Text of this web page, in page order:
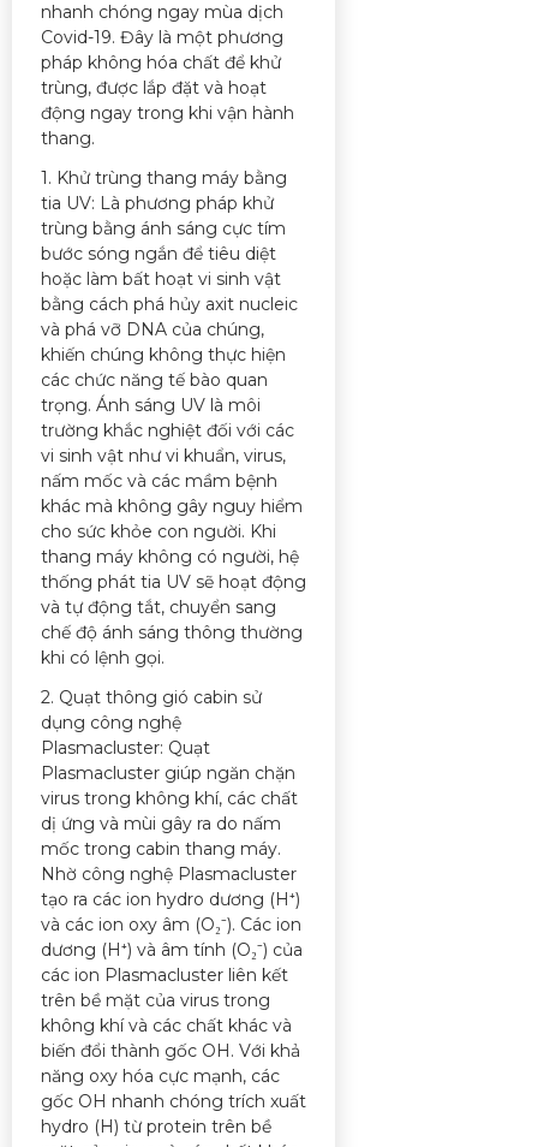
nhanh chóng ngay mùa dịch
Covid-19. Đây là một phương
pháp không hóa chất để khử
trùng, được lắp đặt và hoạt
động ngay trong khi vận hành
thang.
1. Khử trùng thang máy bằng
tia UV: Là phương pháp khử
trùng bằng ánh sáng cực tím
bước sóng ngắn để tiêu diệt
hoặc làm bất hoạt vi sinh vật
bằng cách phá hủy axit nucleic
và phá vỡ DNA của chúng,
khiến chúng không thực hiện
các chức năng tế bào quan
trọng. Ánh sáng UV là môi
trường khắc nghiệt đối với các
vi sinh vật như vi khuẩn, virus,
nấm mốc và các mầm bệnh
khác mà không gây nguy hiểm
cho sức khỏe con người. Khi
thang máy không có người, hệ
thống phát tia UV sẽ hoạt động
và tự động tắt, chuyển sang
chế độ ánh sáng thông thường
khi có lệnh gọi.
2. Quạt thông gió cabin sử
dụng công nghệ
Plasmacluster: Quạt
Plasmacluster giúp ngăn chặn
virus trong không khí, các chất
dị ứng và mùi gây ra do nấm
mốc trong cabin thang máy.
Nhờ công nghệ Plasmacluster
tạo ra các ion hydro dương (H⁺)
và các ion oxy âm (O₂⁻). Các ion
dương (H⁺) và âm tính (O₂⁻) của
các ion Plasmacluster liên kết
trên bề mặt của virus trong
không khí và các chất khác và
biến đổi thành gốc OH. Với khả
năng oxy hóa cực mạnh, các
gốc OH nhanh chóng trích xuất
hydro (H) từ protein trên bề